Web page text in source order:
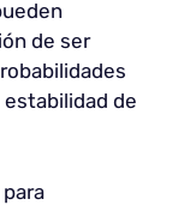
de ser
de